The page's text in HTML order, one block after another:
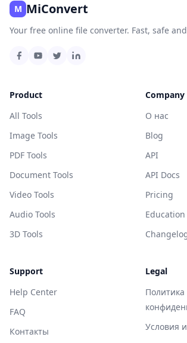
M MiConvert
Your free online file converter. Fast, safe
Product
All Tools
Image Tools
PDF Tools
Document Tools
Video Tools
Audio Tools
3D Tools
Company
О нас
Blog
API
API Docs
Pricing
Education
Support
Help Center
FAQ
Контакты
Legal
Политика
Условия